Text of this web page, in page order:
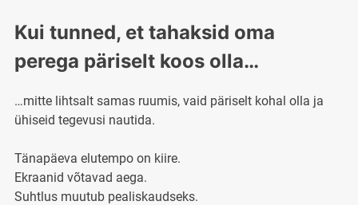
Kui tunned, et tahaksid oma
perega päriselt koos olla…
…mitte lihtsalt samas ruumis, vaid päriselt kohal olla ja
ühiseid tegevusi nautida.
Tänapäeva elutempo on kiire.
Ekraanid võtavad aega.
Suhtlus muutub pealiskaudseks.